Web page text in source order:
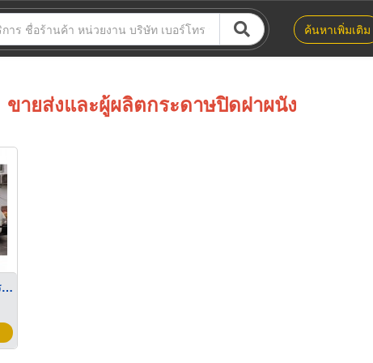
ค้นหาเพิ่มเติม
ขายส่งและผู้ผลิตกระดาษปิดฝาผนัง
ออกแบบสติ๊กเกอร์ติดตัวรถ (car wrap)